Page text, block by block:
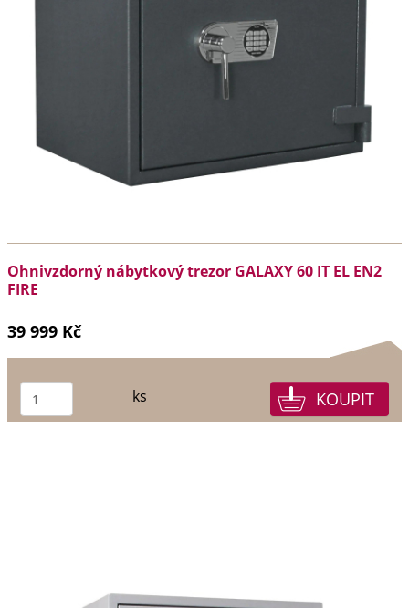
Ohnivzdorný nábytkový trezor GALAXY 60 IT EL EN2
FIRE
39 999 Kč
ks